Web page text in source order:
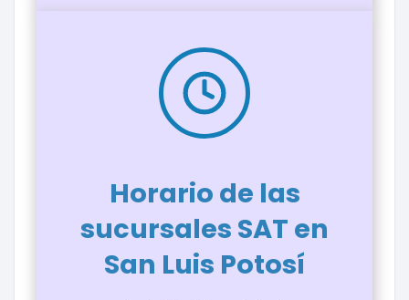
Horario de las
sucursales SAT en
San Luis Potosí